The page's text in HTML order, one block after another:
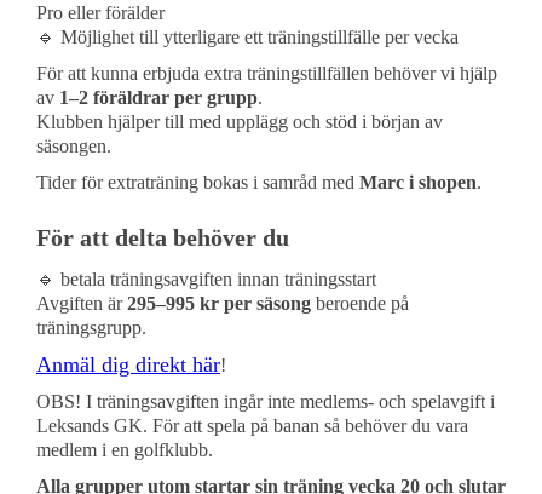
Pro eller förälder
🔹 Möjlighet till ytterligare ett träningstillfälle per vecka
För att kunna erbjuda extra träningstillfällen behöver vi hjälp
av 1–2 föräldrar per grupp.
Klubben hjälper till med upplägg och stöd i början av
säsongen.
Tider för extraträning bokas i samråd med Marc i shopen.
För att delta behöver du
🔹 betala träningsavgiften innan träningsstart
Avgiften är295–995 kr per säsong beroende på
träningsgrupp.
Anmäl dig direkt här!
OBS! I träningsavgiften ingår inte medlems- och spelavgift i
Leksands GK. För att spela på banan så behöver du vara
medlem i en golfklubb.
Alla grupper utom startar sin träning vecka 20 och slutar